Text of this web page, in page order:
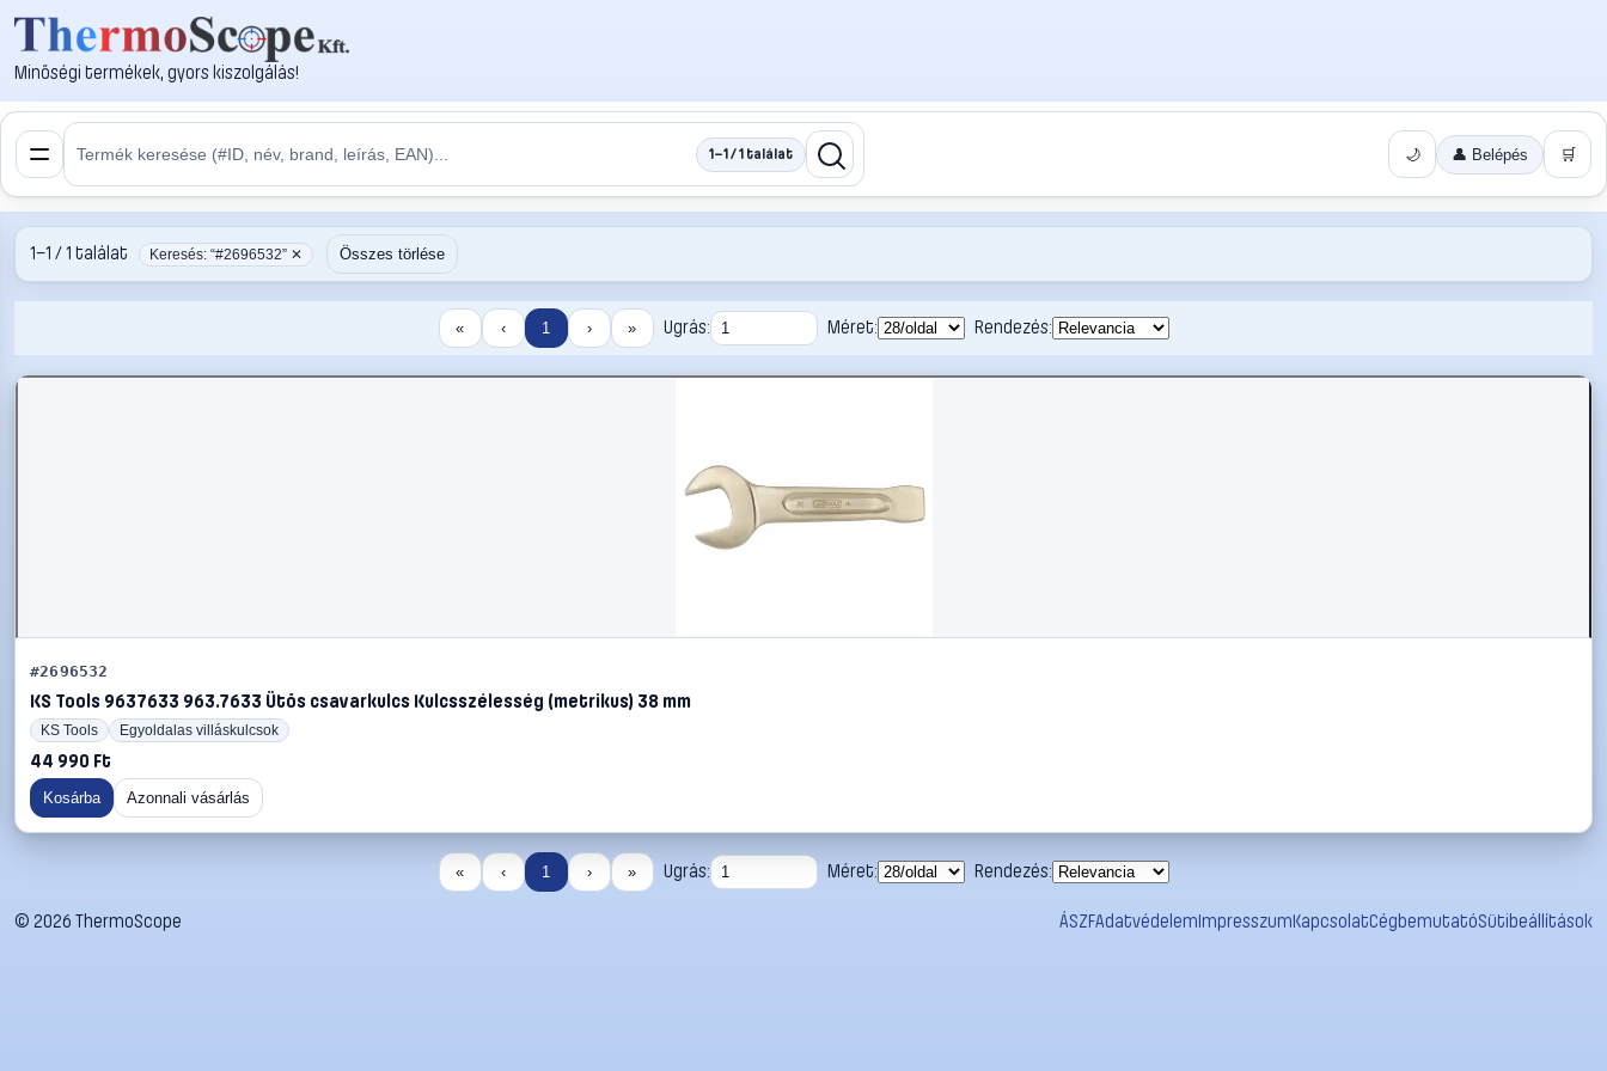
Minőségi termékek, gyors kiszolgálás!
1–1 / 1 találat 🌙 👤 Belépés 🛒
1–1 / 1 találat Keresés: “#2696532” ✕ Összes törlése
« ‹ 1 › » Ugrás: Méret: Rendezés:
#2696532
KS Tools 9637633 963.7633 Ütős csavarkulcs Kulcsszélesség (metrikus) 38 mm
KS Tools Egyoldalas villáskulcsok
44 990 Ft
Kosárba Azonnali vásárlás
« ‹ 1 › » Ugrás: Méret: Rendezés:
© 2026 ThermoScope ÁSZFAdatvédelemImpresszumKapcsolatCégbemutatóSütibeállítások